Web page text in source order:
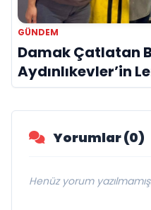
GÜNDEM
Damak Çatlatan
Aydınlıkevler’in
Damak
Yorumlar (0)
Henüz yorum